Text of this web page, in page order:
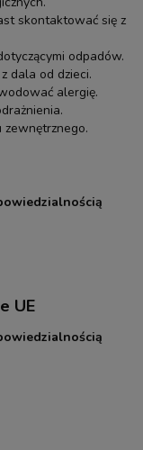
skontaktować się z
odpadów.
dala od dzieci.
alergię.
zewnętrznego.
UE